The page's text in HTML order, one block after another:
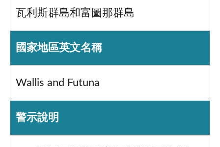
瓦利斯群島和富圖那群島
國家地區英文名稱
Wallis and Futuna
警示說明